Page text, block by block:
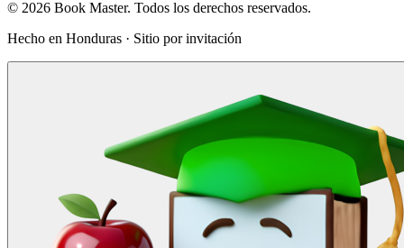
© 2026 Book Master. Todos los derechos reservados.
Hecho en Honduras · Sitio por invitación